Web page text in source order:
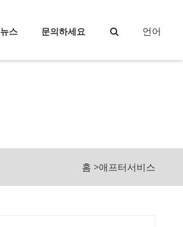
뉴스 문의하세요 언어
홈 >애프터서비스